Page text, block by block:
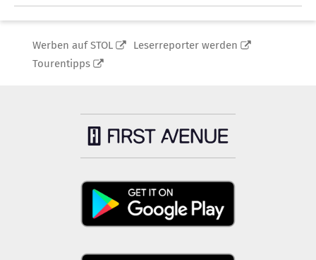
Werben auf STOL
Leserreporter werden
Tourentipps